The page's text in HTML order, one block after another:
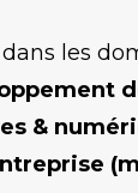
dans les
&